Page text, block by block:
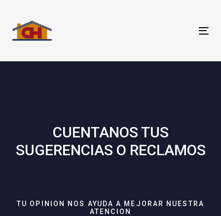
primary
Skip
CUENTANOS TUS
SUGERENCIAS O RECLAMOS
TU OPINION NOS AYUDA A MEJORAR NUESTRA
ATENCION